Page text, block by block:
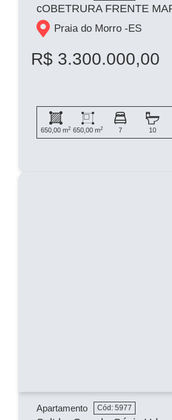
cOBETRURA FRENTE
Praia do Morro -ES
R$ 3.300.000,00
650,00 m2 650,00 m2 7 10
Apartamento Cód: 5977